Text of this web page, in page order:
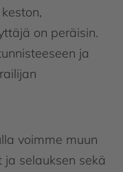
on peräisin.
ja
voimme muun
selauksen sekä